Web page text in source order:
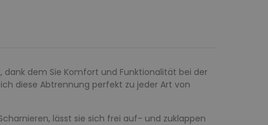
dem Sie Komfort und Funktionalität bei der
diese Abtrennung perfekt zu jeder Art von
lässt sie sich frei auf- und zuklappen